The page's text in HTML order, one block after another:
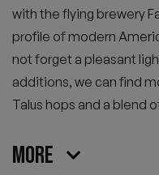
with the flying brewery
profile of modern
not forget a pleasant
additions, we can find
Talus hops and a blend
More